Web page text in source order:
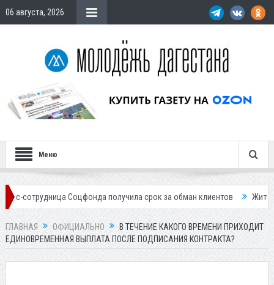
06 августа, 2026
Меню
Соцфонда получила срок за обман клиентов Жителей
ГЛАВНАЯ ОФИЦИАЛЬНО
В ТЕЧЕНИЕ КАКОГО ВРЕМЕНИ ПРИХОДИТ
ЕДИНОВРЕМЕННАЯ ВЫПЛАТА ПОСЛЕ ПОДПИСАНИЯ КОНТРАКТА?